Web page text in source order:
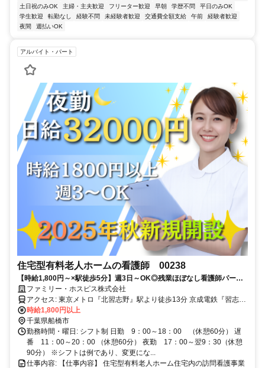
土日祝のみOK
主婦・主夫歓迎 フリーター歓迎 早朝 学歴不問
平日のみOK
学生歓迎
転勤なし 経験不問 未経験者歓迎 交通費全額支給 午前
経験者歓迎
夜間
週払いOK
アルバイト・パート
住宅型有料老人ホームの看護師 00238
【時給1,800円～×駅徒歩5分】週3日～OK◎残業ほぼなし看護師パー
ト/2025年秋に新開設！船橋
ファミリー・ホスピス株式会社
アクセス: 東京メトロ『北習志野』駅より徒歩13分 京成電鉄『習志
野』駅より徒歩5分 東葉高速鉄道『北習志野』駅より徒歩13分 ※車
通勤 応相談
時給1,800円以上
千葉県船橋市
勤務時間・曜日: シフト制 日勤 9：00～18：00 （休憩60分） 遅
番 11：00～20：00 （休憩60分） 夜勤 17：00～翌9：30（休憩
90分） ※シフトは例であり、変更にな...
仕事内容: 【仕事内容】 住宅型有料老人ホーム住宅内の訪問看護事業